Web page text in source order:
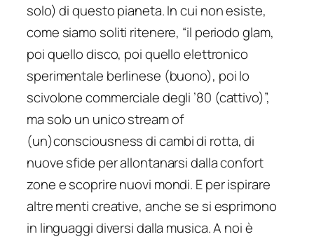
solo) di questo pianeta. In cui non esiste,
come siamo soliti ritenere, “il periodo glam,
poi quello disco, poi quello elettronico
sperimentale berlinese (buono), poi lo
scivolone commerciale degli ’80 (cattivo)”,
ma solo un unicostream of
(un)consciousnessdi cambi di rotta, di
nuove sfide per allontanarsi dalla confort
zone e scoprire nuovi mondi. E per ispirare
altre menti creative, anche se si esprimono
in linguaggi diversi dalla musica. A noi è